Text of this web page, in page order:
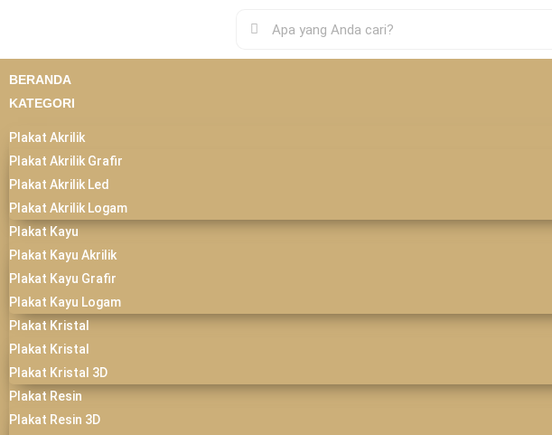
BERANDA
KATEGORI
Plakat Akrilik
Plakat Akrilik Grafir
Plakat Akrilik Led
Plakat Akrilik Logam
Plakat Kayu
Plakat Kayu Akrilik
Plakat Kayu Grafir
Plakat Kayu Logam
Plakat Kristal
Plakat Kristal
Plakat Kristal 3D
Plakat Resin
Plakat Resin 3D